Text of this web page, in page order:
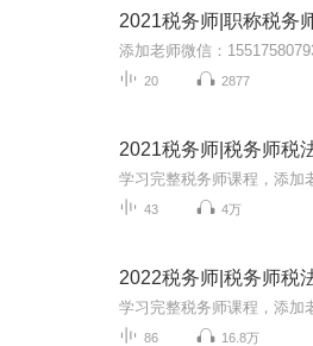
2021税务师|职称税务
20 2877
2021税务师|税务师税
43 4万
2022税务师|税务师税
86 16.8万